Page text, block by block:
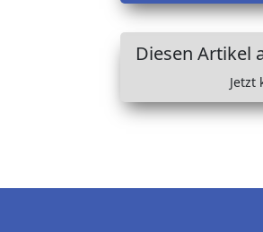
Diesen Artikel
Jetzt